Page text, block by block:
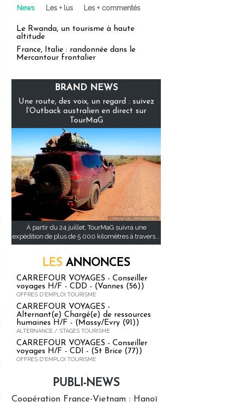
News Les + lus Les + commentés
Le Rwanda, un tourisme à haute
altitude
France, Italie : randonnée dans le
Mercantour frontalier
BRAND NEWS
Une route, des voix, un regard : suivez
l’Outback australien en direct sur
TourMaG
À partir du 24 juillet, TourMaG suivra une
expédition de plus de 5 000 kilomètres à travers...
LES ANNONCES
CARREFOUR VOYAGES - Conseiller
voyages H/F - CDD - (Vannes (56))
OFFRES D'EMPLOI TOURISME
CARREFOUR VOYAGES -
Alternant(e) Chargé(e) de ressources
humaines H/F - (Massy/Evry (91))
ALTERNANCE / STAGES TOURISME
CARREFOUR VOYAGES - Conseiller
voyages H/F - CDI - (St Brice (77))
OFFRES D'EMPLOI TOURISME
PUBLI-NEWS
Coopération France-Vietnam : Hanoï